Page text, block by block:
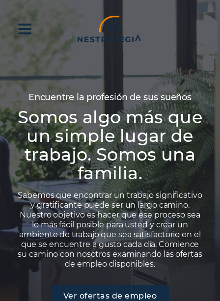
Encuentre la profesión de sus sueños
Somos algo más que
un simple lugar de
trabajo. Somos una
familia.
Sabemos que encontrar un trabajo significativo
y gratificante puede ser un largo camino.
Nuestro objetivo es hacer que ese proceso sea
lo más fácil posible para usted y crear un
ambiente de trabajo que sea satisfactorio en el
que se encuentre a gusto cada día. Comience
su camino con nosotros examinando las ofertas
de empleo disponibles.
Ver ofertas de empleo